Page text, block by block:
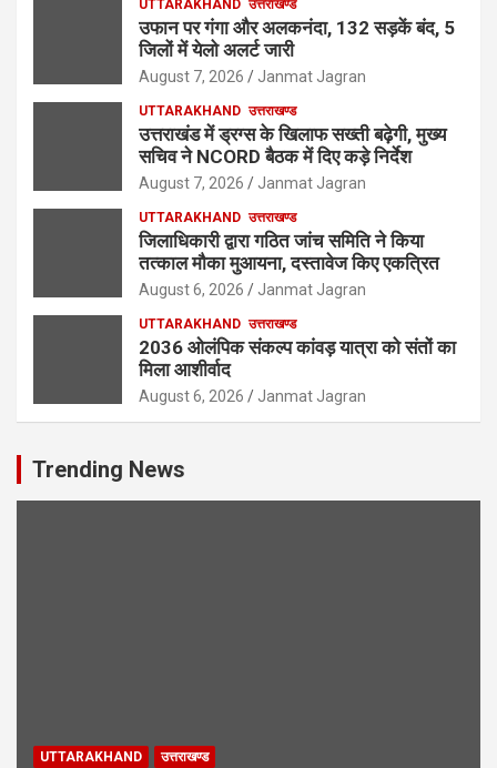
UTTARAKHAND उत्तराखण्ड
उफान पर गंगा और अलकनंदा, 132 सड़कें बंद, 5
जिलों में येलो अलर्ट जारी
August 7, 2026 Janmat Jagran
UTTARAKHAND उत्तराखण्ड
उत्तराखंड में ड्रग्स के खिलाफ सख्ती बढ़ेगी, मुख्य
सचिव ने NCORD बैठक में दिए कड़े निर्देश
August 7, 2026 Janmat Jagran
UTTARAKHAND उत्तराखण्ड
जिलाधिकारी द्वारा गठित जांच समिति ने किया
तत्काल मौका मुआयना, दस्तावेज किए एकत्रित
August 6, 2026 Janmat Jagran
UTTARAKHAND उत्तराखण्ड
2036 ओलंपिक संकल्प कांवड़ यात्रा को संतों का
मिला आशीर्वाद
August 6, 2026 Janmat Jagran
Trending News
UTTARAKHAND उत्तराखण्ड